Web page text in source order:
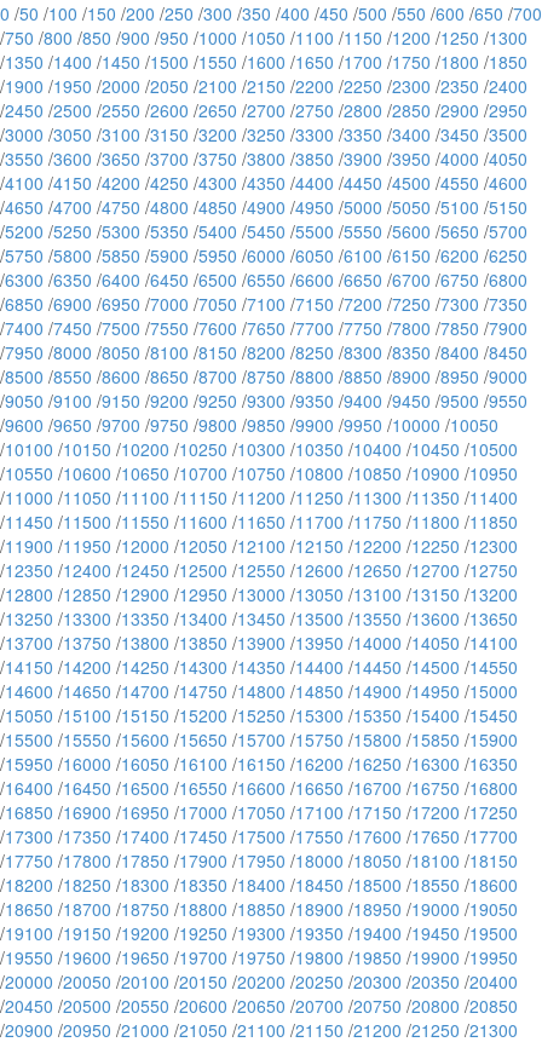
0 /50 /100 /150 /200 /250 /300 /350 /400 /450 /500 /550 /600 /650 /700
/750 /800 /850 /900 /950 /1000 /1050 /1100 /1150 /1200 /1250 /1300
/1350 /1400 /1450 /1500 /1550 /1600 /1650 /1700 /1750 /1800 /1850
/1900 /1950 /2000 /2050 /2100 /2150 /2200 /2250 /2300 /2350 /2400
/2450 /2500 /2550 /2600 /2650 /2700 /2750 /2800 /2850 /2900 /2950
/3000 /3050 /3100 /3150 /3200 /3250 /3300 /3350 /3400 /3450 /3500
/3550 /3600 /3650 /3700 /3750 /3800 /3850 /3900 /3950 /4000 /4050
/4100 /4150 /4200 /4250 /4300 /4350 /4400 /4450 /4500 /4550 /4600
/4650 /4700 /4750 /4800 /4850 /4900 /4950 /5000 /5050 /5100 /5150
/5200 /5250 /5300 /5350 /5400 /5450 /5500 /5550 /5600 /5650 /5700
/5750 /5800 /5850 /5900 /5950 /6000 /6050 /6100 /6150 /6200 /6250
/6300 /6350 /6400 /6450 /6500 /6550 /6600 /6650 /6700 /6750 /6800
/6850 /6900 /6950 /7000 /7050 /7100 /7150 /7200 /7250 /7300 /7350
/7400 /7450 /7500 /7550 /7600 /7650 /7700 /7750 /7800 /7850 /7900
/7950 /8000 /8050 /8100 /8150 /8200 /8250 /8300 /8350 /8400 /8450
/8500 /8550 /8600 /8650 /8700 /8750 /8800 /8850 /8900 /8950 /9000
/9050 /9100 /9150 /9200 /9250 /9300 /9350 /9400 /9450 /9500 /9550
/9600 /9650 /9700 /9750 /9800 /9850 /9900 /9950 /10000 /10050
/10100 /10150 /10200 /10250 /10300 /10350 /10400 /10450 /10500
/10550 /10600 /10650 /10700 /10750 /10800 /10850 /10900 /10950
/11000 /11050 /11100 /11150 /11200 /11250 /11300 /11350 /11400
/11450 /11500 /11550 /11600 /11650 /11700 /11750 /11800 /11850
/11900 /11950 /12000 /12050 /12100 /12150 /12200 /12250 /12300
/12350 /12400 /12450 /12500 /12550 /12600 /12650 /12700 /12750
/12800 /12850 /12900 /12950 /13000 /13050 /13100 /13150 /13200
/13250 /13300 /13350 /13400 /13450 /13500 /13550 /13600 /13650
/13700 /13750 /13800 /13850 /13900 /13950 /14000 /14050 /14100
/14150 /14200 /14250 /14300 /14350 /14400 /14450 /14500 /14550
/14600 /14650 /14700 /14750 /14800 /14850 /14900 /14950 /15000
/15050 /15100 /15150 /15200 /15250 /15300 /15350 /15400 /15450
/15500 /15550 /15600 /15650 /15700 /15750 /15800 /15850 /15900
/15950 /16000 /16050 /16100 /16150 /16200 /16250 /16300 /16350
/16400 /16450 /16500 /16550 /16600 /16650 /16700 /16750 /16800
/16850 /16900 /16950 /17000 /17050 /17100 /17150 /17200 /17250
/17300 /17350 /17400 /17450 /17500 /17550 /17600 /17650 /17700
/17750 /17800 /17850 /17900 /17950 /18000 /18050 /18100 /18150
/18200 /18250 /18300 /18350 /18400 /18450 /18500 /18550 /18600
/18650 /18700 /18750 /18800 /18850 /18900 /18950 /19000 /19050
/19100 /19150 /19200 /19250 /19300 /19350 /19400 /19450 /19500
/19550 /19600 /19650 /19700 /19750 /19800 /19850 /19900 /19950
/20000 /20050 /20100 /20150 /20200 /20250 /20300 /20350 /20400
/20450 /20500 /20550 /20600 /20650 /20700 /20750 /20800 /20850
/20900 /20950 /21000 /21050 /21100 /21150 /21200 /21250 /21300